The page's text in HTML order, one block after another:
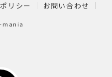
リシー お問い合わせ
mania